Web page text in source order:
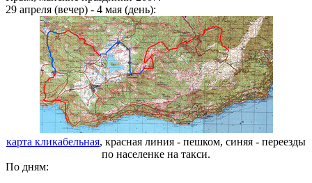
29 апреля (вечер) - 4 мая (день):
карта кликабельная, красная линия - пешком, синяя - переезды
по населенке на такси.
По дням: